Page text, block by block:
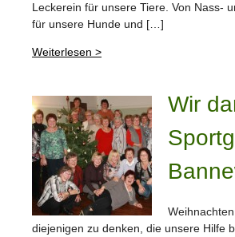
Leckerein für unsere Tiere. Von Nass-
für unsere Hunde und […]
Weiterlesen >
Wir
diejenigen zu denken, die unsere Hilfe